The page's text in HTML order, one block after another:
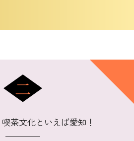
茶文化といえば愛知！